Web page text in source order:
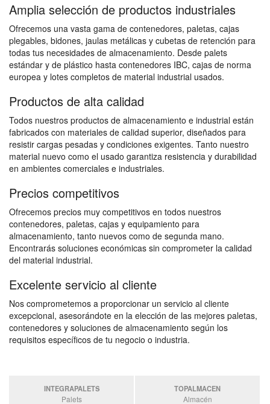
Amplia selección de productos industriales
Ofrecemos una vasta gama de contenedores, paletas, cajas
plegables, bidones, jaulas metálicas y cubetas de retención para
todas tus necesidades de almacenamiento. Desde palets
estándar y de plástico hasta contenedores IBC, cajas de norma
europea y lotes completos de material industrial usados.
Productos de alta calidad
Todos nuestros productos de almacenamiento e industrial están
fabricados con materiales de calidad superior, diseñados para
resistir cargas pesadas y condiciones exigentes. Tanto nuestro
material nuevo como el usado garantiza resistencia y durabilidad
en ambientes comerciales e industriales.
Precios competitivos
Ofrecemos precios muy competitivos en todos nuestros
contenedores, paletas, cajas y equipamiento para
almacenamiento, tanto nuevos como de segunda mano.
Encontrarás soluciones económicas sin comprometer la calidad
del material industrial.
Excelente servicio al cliente
Nos comprometemos a proporcionar un servicio al cliente
excepcional, asesorándote en la elección de las mejores paletas,
contenedores y soluciones de almacenamiento según los
requisitos específicos de tu negocio o industria.
INTEGRAPALETS
Palets
TOPALMACEN
Almacén